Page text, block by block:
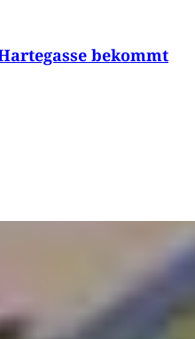
bekommt